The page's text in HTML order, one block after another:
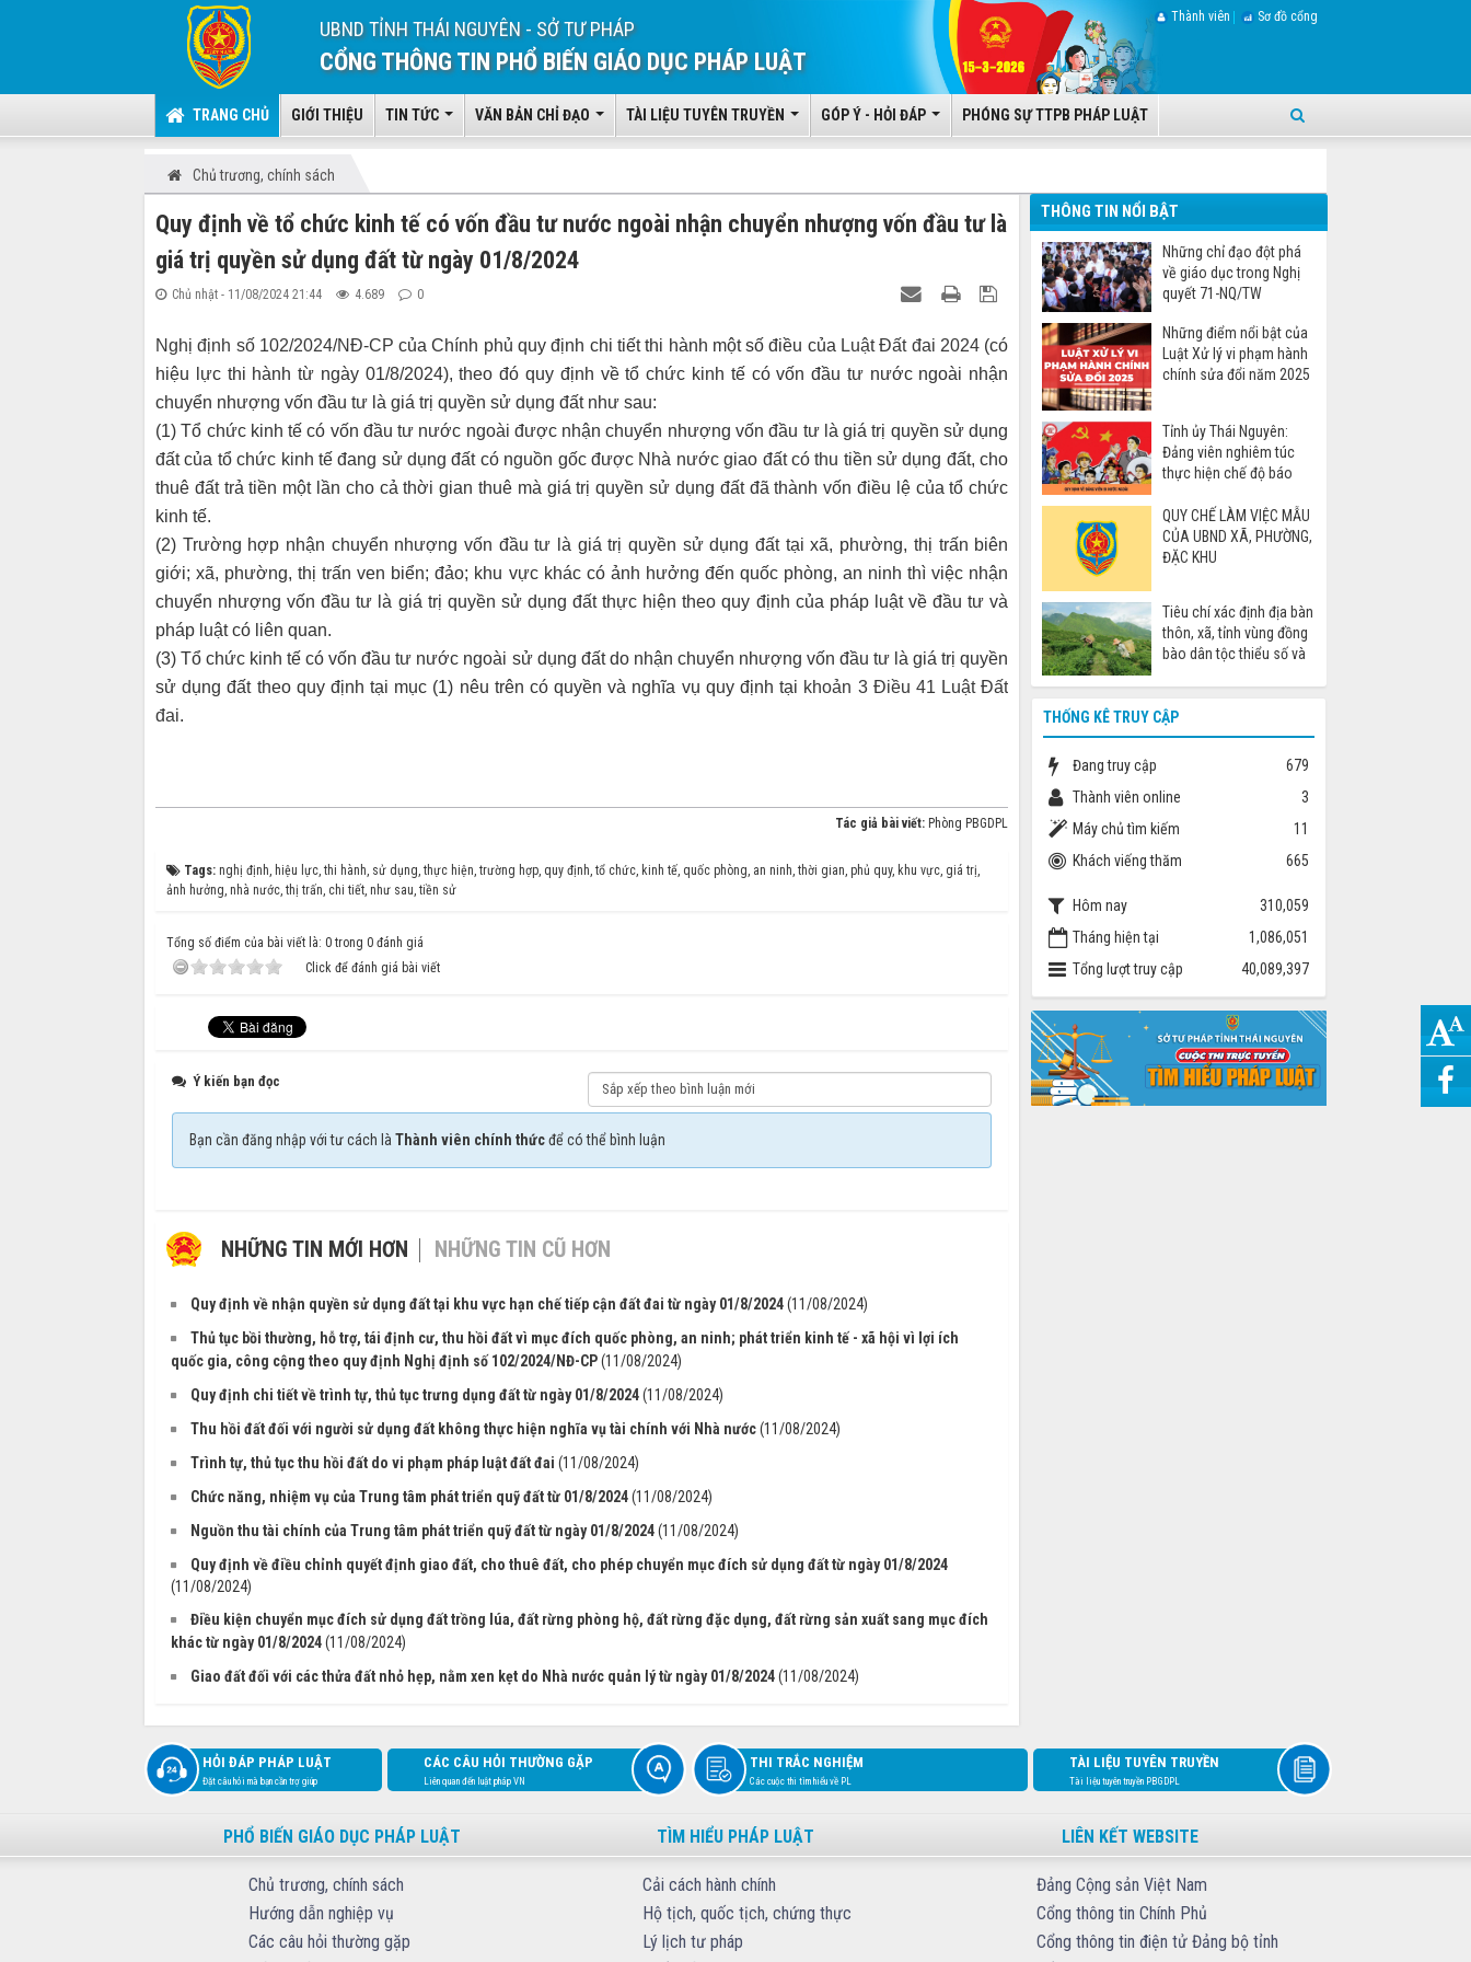
UBND TỈNH THÁI NGUYÊN - SỞ TƯ PHÁP
CỔNG THÔNG TIN PHỔ BIẾN GIÁO DỤC PHÁP LUẬT
TRANG CHỦ GIỚI THIỆU TIN TỨC VĂN BẢN CHỈ ĐẠO TÀI LIỆU TUYÊN TRUYỀN GÓP Ý - HỎI ĐÁP PHÓNG SỰ TTPB PHÁP LUẬT
Thành viên Sơ đồ cổng
Chủ trương, chính sách
Quy định về tổ chức kinh tế có vốn đầu tư nước ngoài nhận chuyển nhượng vốn đầu tư là
giá trị quyền sử dụng đất từ ngày 01/8/2024
Chủ nhật - 11/08/2024 21:44 4.689 0
Nghị định số 102/2024/NĐ-CP của Chính phủ quy định chi tiết thi hành một số điều của Luật Đất đai 2024(có
hiệu lực thi hành từ ngày 01/8/2024), theo đó quy định về tổ chức kinh tế có vốn đầu tư nước ngoài nhận
chuyển nhượng vốn đầu tư là giá trị quyền sử dụng đất như sau:
(1) Tổ chức kinh tế có vốn đầu tư nước ngoài được nhận chuyển nhượng vốn đầu tư là giá trị quyền sử dụng
đất của tổ chức kinh tế đang sử dụng đất có nguồn gốc được Nhà nước giao đất có thu tiền sử dụng đất, cho
thuê đất trả tiền một lần cho cả thời gian thuê mà giá trị quyền sử dụng đất đã thành vốn điều lệ của tổ chức
kinh tế.
(2) Trường hợp nhận chuyển nhượng vốn đầu tư là giá trị quyền sử dụng đất tại xã, phường, thị trấn biên
giới; xã, phường, thị trấn ven biển; đảo; khu vực khác có ảnh hưởng đến quốc phòng, an ninh thì việc nhận
chuyển nhượng vốn đầu tư là giá trị quyền sử dụng đất thực hiện theo quy định của pháp luật về đầu tư và
pháp luật có liên quan.
(3) Tổ chức kinh tế có vốn đầu tư nước ngoài sử dụng đất do nhận chuyển nhượng vốn đầu tư là giá trị quyền
sử dụng đất theo quy định tại mục (1) nêu trên có quyền và nghĩa vụ quy định tại khoản 3 Điều 41 Luật Đất
đai.
Tác giả bài viết: Phòng PBGDPL
Tags: nghị định, hiệu lực, thi hành, sử dụng, thực hiện, trường hợp, quy định, tổ chức, kinh tế, quốc phòng, an ninh, thời gian, phủ quy, khu vực, giá trị,
ảnh hưởng, nhà nước, thị trấn, chi tiết, như sau, tiền sử
Tổng số điểm của bài viết là: 0 trong 0 đánh giá
Click để đánh giá bài viết
Ý kiến bạn đọc
Bạn cần đăng nhập với tư cách là Thành viên chính thứcđể có thể bình luận
NHỮNG TIN MỚI HƠN NHỮNG TIN CŨ HƠN
Quy định về nhận quyền sử dụng đất tại khu vực hạn chế tiếp cận đất đai từ ngày 01/8/2024(11/08/2024)
Thủ tục bồi thường, hỗ trợ, tái định cư, thu hồi đất vì mục đích quốc phòng, an ninh; phát triển kinh tế - xã hội vì lợi ích
quốc gia, công cộng theo quy định Nghị định số 102/2024/NĐ-CP(11/08/2024)
Quy định chi tiết về trình tự, thủ tục trưng dụng đất từ ngày 01/8/2024(11/08/2024)
Thu hồi đất đối với người sử dụng đất không thực hiện nghĩa vụ tài chính với Nhà nước(11/08/2024)
Trình tự, thủ tục thu hồi đất do vi phạm pháp luật đất đai (11/08/2024)
Chức năng, nhiệm vụ của Trung tâm phát triển quỹ đất từ 01/8/2024(11/08/2024)
Nguồn thu tài chính của Trung tâm phát triển quỹ đất từ ngày 01/8/2024(11/08/2024)
Quy định về điều chỉnh quyết định giao đất, cho thuê đất, cho phép chuyển mục đích sử dụng đất từ ngày 01/8/2024
(11/08/2024)
Điều kiện chuyển mục đích sử dụng đất trồng lúa, đất rừng phòng hộ, đất rừng đặc dụng, đất rừng sản xuất sang mục đích
khác từ ngày 01/8/2024(11/08/2024)
Giao đất đối với các thửa đất nhỏ hẹp, nằm xen kẹt do Nhà nước quản lý từ ngày 01/8/2024(11/08/2024)
THÔNG TIN NỔI BẬT
Những chỉ đạo đột phá
về giáo dục trong Nghị
quyết 71-NQ/TW
Những điểm nổi bật của
Luật Xử lý vi phạm hành
chính sửa đổi năm 2025
Tỉnh ủy Thái Nguyên:
Đảng viên nghiêm túc
thực hiện chế độ báo
QUY CHẾ LÀM VIỆC MẪU
CỦA UBND XÃ, PHƯỜNG,
ĐẶC KHU
Tiêu chí xác định địa bàn
thôn, xã, tỉnh vùng đồng
bào dân tộc thiểu số và
THỐNG KÊ TRUY CẬP
Đang truy cập
679
Thành viên online
3
Máy chủ tìm kiếm
11
Khách viếng thăm
665
Hôm nay
310,059
Tháng hiện tại
1,086,051
Tổng lượt truy cập
40,089,397
HỎI ĐÁP PHÁP LUẬT
Đặt câu hỏi mà bạn cần trợ giúp
CÁC CÂU HỎI THƯỜNG GẶP
Liên quan đến luật pháp VN
THI TRẮC NGHIỆM
Các cuộc thi tìm hiểu về PL
TÀI LIỆU TUYÊN TRUYỀN
Tài liệu tuyên truyền PBGDPL
PHỔ BIẾN GIÁO DỤC PHÁP LUẬT
Chủ trương, chính sách
Hướng dẫn nghiệp vụ
Các câu hỏi thường gặp
TÌM HIỂU PHÁP LUẬT
Cải cách hành chính
Hộ tịch, quốc tịch, chứng thực
Lý lịch tư pháp
LIÊN KẾT WEBSITE
Đảng Cộng sản Việt Nam
Cổng thông tin Chính Phủ
Cổng thông tin điện tử Đảng bộ tỉnh